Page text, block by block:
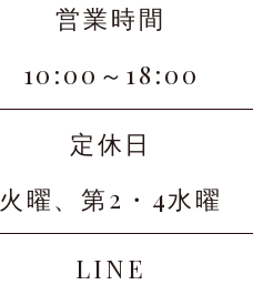
営業時間
10:00～18:00
定休日
火曜、第2・4水曜
LINE